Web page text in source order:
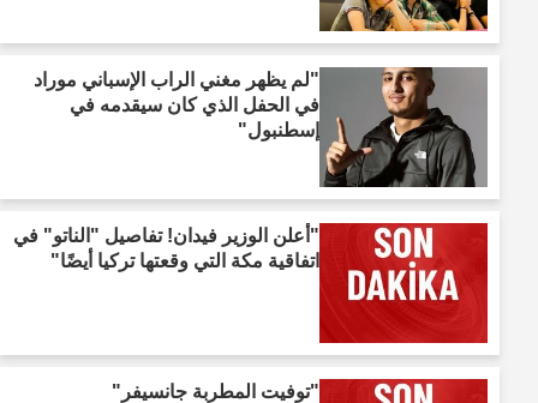
"لم يظهر مغني الراب الإسباني موراد
في الحفل الذي كان سيقدمه في
إسطنبول"
"أعلن الوزير فيدان! تفاصيل "الناتو" في
اتفاقية مكة التي وقعتها تركيا أيضًا"
"توفيت المطربة جانسيفر"